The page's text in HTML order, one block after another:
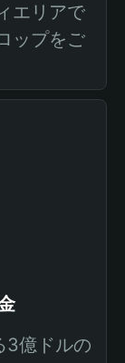
エリアで
ップをご
3億ドルの